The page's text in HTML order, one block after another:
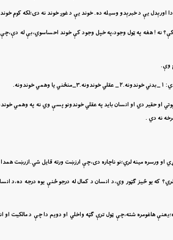
اورېدل يې د خبرېدو وسيله ده. خوند يې د غوږ خوند نه دى؛لکه کوم
کې؟ نه ! هغه په ټول وجود،په خپل وجود کې خوند احساسوي،بې له
وې.
او حقير دي او انسان بايد په عقلي خوندونو پسې وي نه په وهمي
نه دي .
او ورسره مينه لري؛نو ناچاره دى،چې ارزښت ورته قايل شي.ازرښت
که يو څيز ګټور وي،د انسان د کمال له درجو ځنې يوه درجه ده،د
هاغومره شته،چې ټول ترې ګټه واخلي او دويم دا چې د